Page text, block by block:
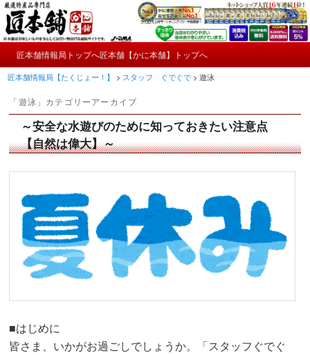
メ
イ
ン
ン
テ
サ
ブ
コ
テ
ン
匠本舗情報局【たくじょー！】
かにやおせちについてのおもしろ情報や興味深い記事をお届けします。
ン
メ
イ
ン
コ
ン
ツ
へ
移
動
サ
ブ
コ
ン
ツ
へ
移
動
匠本舗情報局トップへ匠本舗【かに本舗】トップへ
匠本舗情報局【たくじょー！】 > スタッフ ぐでぐで >遊泳
「遊泳 」カテゴリーアーカイブ
～安全な水遊びのために知っておきたい注意点
【自然は偉大】～
■はじめに
皆さま、いかがお過ごしでしょうか。「スタッフぐでぐ